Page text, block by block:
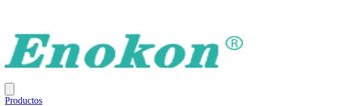
Productos